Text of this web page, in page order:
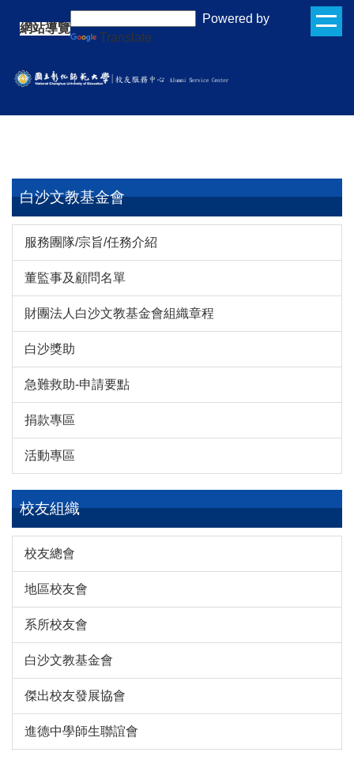
要
內
網站導覽
Powered by
Translate
白沙文教基金會
服務團隊/宗旨/任務介紹
董監事及顧問名單
財團法人白沙文教基金會組織章程
白沙獎助
急難救助-申請要點
捐款專區
活動專區
校友組織
校友總會
地區校友會
系所校友會
白沙文教基金會
傑出校友發展協會
進德中學師生聯誼會